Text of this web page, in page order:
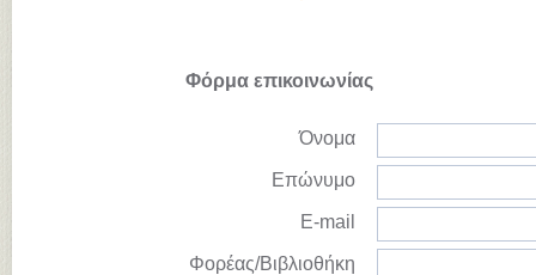
Φόρμα επικοινωνίας
Όνομα
Επώνυμο
E-mail
Φορέας/Βιβλιοθήκη